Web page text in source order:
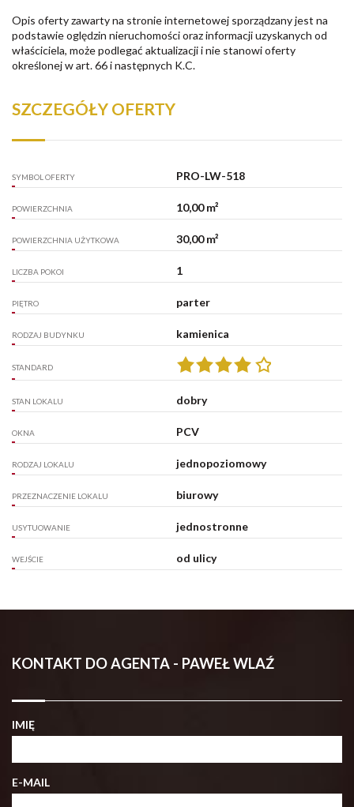
Opis oferty zawarty na stronie internetowej sporządzany jest na
podstawie oględzin nieruchomości oraz informacji uzyskanych od
właściciela, może podlegać aktualizacji i nie stanowi oferty
określonej w art. 66 i następnych K.C.
SZCZEGÓŁY OFERTY
SYMBOL OFERTY PRO-LW-518
POWIERZCHNIA 10,00 m²
POWIERZCHNIA UŻYTKOWA 30,00 m²
LICZBA POKOI 1
PIĘTRO parter
RODZAJ BUDYNKU kamienica
STANDARD
STAN LOKALU dobry
OKNA PCV
RODZAJ LOKALU jednopoziomowy
PRZEZNACZENIE LOKALU biurowy
USYTUOWANIE jednostronne
WEJŚCIE od ulicy
KONTAKT DO AGENTA - PAWEŁ WLAŹ
IMIĘ
E-MAIL